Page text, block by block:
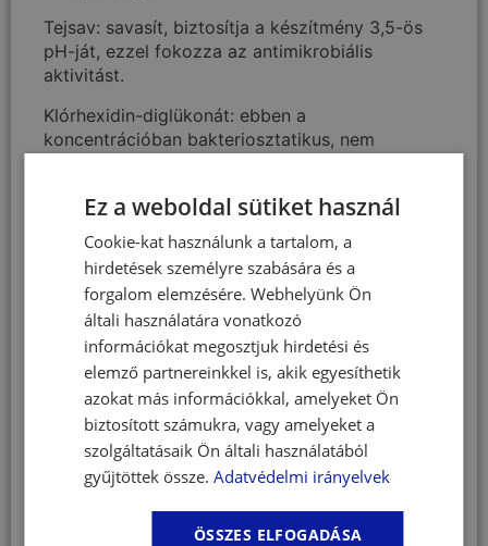
Tejsav: savasít, biztosítja a készítmény 3,5-ös
pH-ját, ezzel fokozza az antimikrobiális
aktivitást.
Klórhexidin-diglükonát: ebben a
koncentrációban bakteriosztatikus, nem
roncsolja a hámsejtekben levő keratin láncokat,
jól tolerálják a mélyebben helyezkedő sejtek.
Bejut a gyulladásos területekre is, antibakteriális
és gyulladáscsökkentő, összehúzó hatást fejt ki.
Propilén-glikol: hidratáló vivőanyag.
A Clorexyderm Oto előnye, hogy nem olajos
oldat, a kezelés után nem marad vissza a
hallójáratban maradékanyag.
Használat
Töltsük meg a külső hallójáratot az
Ez a weboldal sütiket használ
Cookie-kat használunk a tartalom, a
hirdetések személyre szabására és a
forgalom elemzésére. Webhelyünk Ön
általi használatára vonatkozó
információkat megosztjuk hirdetési és
elemző partnereinkkel is, akik egyesíthetik
azokat más információkkal, amelyeket Ön
biztosított számukra, vagy amelyeket a
szolgáltatásaik Ön általi használatából
gyűjtöttek össze.Adatvédelmi irányelvek
ÖSSZES ELFOGADÁSA